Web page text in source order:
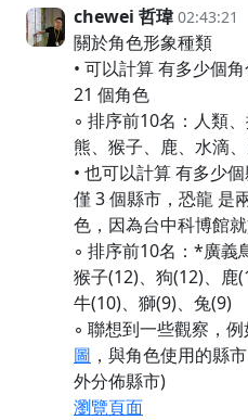
chewei 哲瑋 02:43:21
關於角色形象種類
• 可以計算 有多少個
21 個角色
◦ 排序前10名：人類
熊、猴子、鹿、水滴
• 也可以計算 有多少
僅 3 個縣市，恐龍 是
色，因為台中科博館
◦ 排序前10名：*廣義
猴子(12)、狗(12)、鹿
牛(10)、獅(9)、兔(9)
◦ 聯想到一些觀察，
圖 ，與角色使用的縣
外分佈縣市)
瀏覽頁面